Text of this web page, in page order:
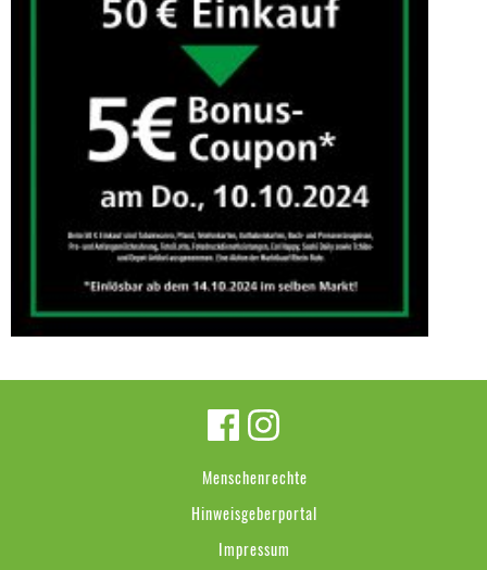
Menschenrechte
Hinweisgeberportal
Impressum